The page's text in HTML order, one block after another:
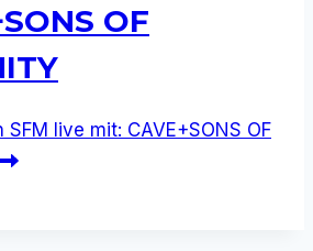
OF
SFM live mit: CAVE+SONS OF